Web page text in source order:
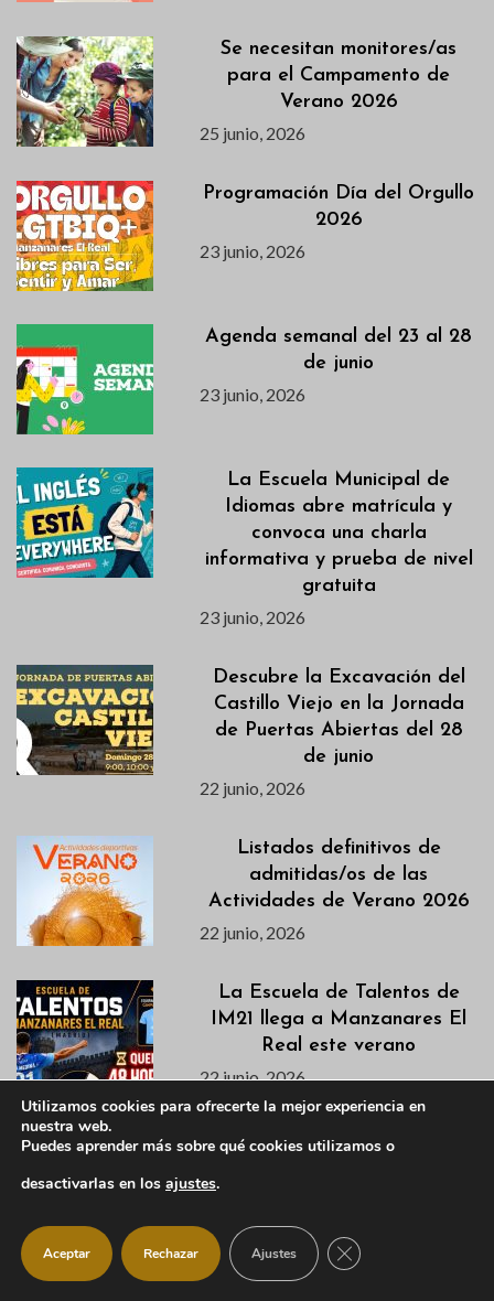
Se necesitan monitores/as
para el Campamento de
Verano 2026
25 junio, 2026
Programación Día del Orgullo
2026
23 junio, 2026
Agenda semanal del 23 al 28
de junio
23 junio, 2026
La Escuela Municipal de
Idiomas abre matrícula y
convoca una charla
informativa y prueba de nivel
gratuita
23 junio, 2026
Descubre la Excavación del
Castillo Viejo en la Jornada
de Puertas Abiertas del 28
de junio
22 junio, 2026
Listados definitivos de
admitidas/os de las
Actividades de Verano 2026
22 junio, 2026
La Escuela de Talentos de
IM21 llega a Manzanares El
Real este verano
22 junio, 2026
Descubre en este vídeo el
Viejo
22 junio, 2026
Utilizamos cookies para ofrecerte la mejor experiencia en
nuestra web.
Puedes aprender más sobre qué cookies utilizamos o
desactivarlas en los ajustes.
Aceptar Rechazar Ajustes CERRAR EL